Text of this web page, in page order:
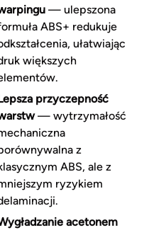
— ulepszona
ABS+ redukuje
ułatwiając
większych
przyczepność
— wytrzymałość
z
ABS, ale z
ryzykiem
acetonem